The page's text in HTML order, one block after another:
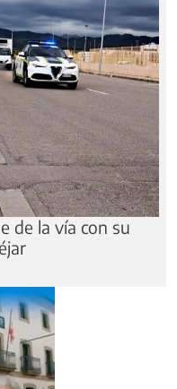
de la vía con su